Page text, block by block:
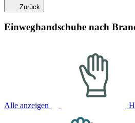
Zurück
Einweghandschuhe nach
Alle anzeigen